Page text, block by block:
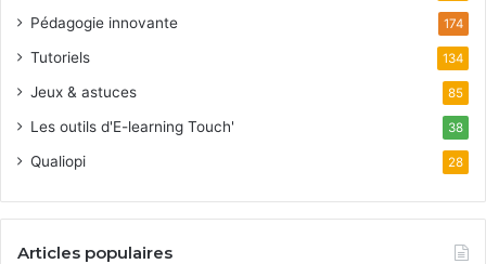
Pédagogie innovante 174
Tutoriels 134
Jeux & astuces 85
Les outils d'E-learning Touch' 38
Qualiopi 28
Articles populaires